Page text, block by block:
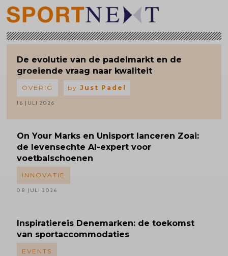
De evolutie van de padelmarkt en de
groeiende vraag naar kwaliteit
OVERIG by Just Padel
16 JULI 2026
On Your Marks en Unisport lanceren Zoai:
de levensechte AI-expert voor
voetbalschoenen
INNOVATIE
08 JULI 2026
Inspiratiereis Denemarken: de toekomst
van sportaccommodaties
EVENTS